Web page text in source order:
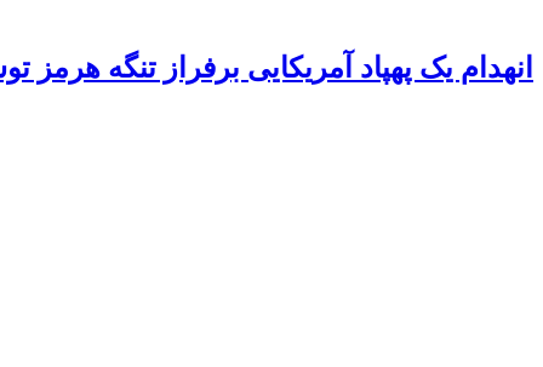
انهدام یک پهپاد آمریکایی برفراز تنگه هرمز